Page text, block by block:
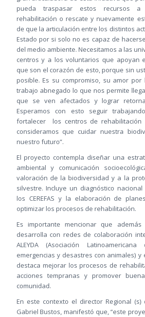
pueda traspasar estos recursos
rehabilitación o rescate y nuevamente
de que la articulación entre los distintos
Estado por si solo no es capaz de
del medio ambiente. Necesitamos a las
centros y a los voluntarios que apoyan
que son el corazón de esto, porque sin
posible. Es su compromiso, su amor
trabajo abnegado lo que nos permite
que se ven afectados y lograr
Esperamos con esto seguir
fortalecer los centros de rehabilitación
consideramos que cuidar nuestra
nuestro futuro”.
El proyecto contempla diseñar una
ambiental y comunicación
valoración de la biodiversidad y a la
silvestre. Incluye un diagnóstico
los CEREFAS y la elaboración de
optimizar los procesos de rehabilitación.
Es importante mencionar que
desarrolla con redes de colaboración
ALEYDA (Asociación
emergencias y desastres con animales)
destaca mejorar los procesos de
acciones tempranas y promover
comunidad.
En este contexto el director Regional (s)
Gabriel Bustos, manifestó que, “este